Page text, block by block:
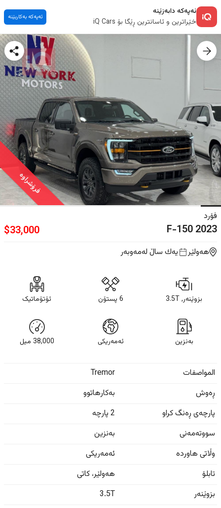
ئەپەکە دابەزێنە
خێراترین و ئاسانترین ڕێگا بۆ iQ Cars
ئەپەکە بەکاربێنە
فرۆشراوە
فۆرد
F-1502023
$33,000
هەولێر یه‌ك ساڵ لەمەوبەر
بزوێنەر, 3.5T 6 پستۆن ئۆتۆماتیک
بەنزین ئەمەریکی 38,000 ميل
المواصفات
Tremor
ڕەوش
بەکارهاتوو
پارچەی ڕەنگ کراو
2 پارچە
سووتەمەنی
بەنزین
وڵاتی هاوردە
ئەمەریکی
تابلۆ
هەولێر، کاتی
بزوێنەر
3.5T